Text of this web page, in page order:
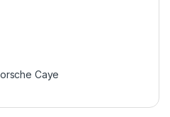
Caye